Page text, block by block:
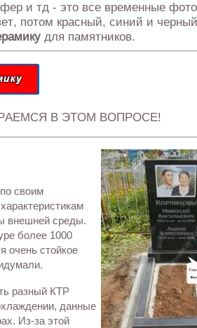
и тд - это все временные
потом красный, синий и
для памятников.
В ЭТОМ ВОПРОСЕ!
своим
внешней среды.
более 1000
очень стойкое
разный КТР
данные
Из-за этой